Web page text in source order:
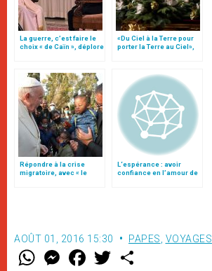
La guerre, c’est faire le
choix « de Caïn », déplore
«Du Ciel à la Terre pour
porter la Terre au Ciel»,
Répondre à la crise
migratoire, avec « le
L‘espérance : avoir
confiance en l’amour de
AOÛT 01, 2016 15:30 PAPES VOYAGES
W M
e
F
a w